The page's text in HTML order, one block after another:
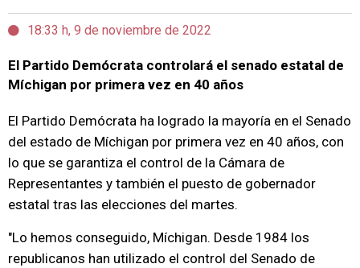
18:33 h, 9 de noviembre de 2022
El Partido Demócrata controlará el senado estatal de
Míchigan por primera vez en 40 años
El Partido Demócrata ha logrado la mayoría en el Senado
del estado de Míchigan por primera vez en 40 años, con
lo que se garantiza el control de la Cámara de
Representantes y también el puesto de gobernador
estatal tras las elecciones del martes.
"Lo hemos conseguido, Míchigan. Desde 1984 los
republicanos han utilizado el control del Senado de